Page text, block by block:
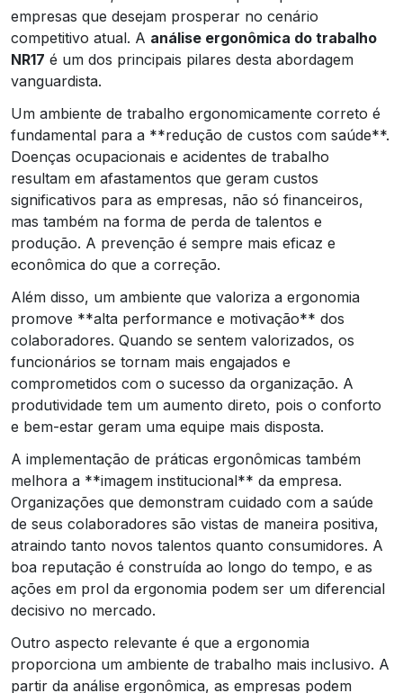
empresas que desejam prosperar no cenário
competitivo atual. A análise ergonômica do trabalho
NR17 é um dos principais pilares desta abordagem
vanguardista.
Um ambiente de trabalho ergonomicamente correto é
fundamental para a **redução de custos com saúde**.
Doenças ocupacionais e acidentes de trabalho
resultam em afastamentos que geram custos
significativos para as empresas, não só financeiros,
mas também na forma de perda de talentos e
produção. A prevenção é sempre mais eficaz e
econômica do que a correção.
Além disso, um ambiente que valoriza a ergonomia
promove **alta performance e motivação** dos
colaboradores. Quando se sentem valorizados, os
funcionários se tornam mais engajados e
comprometidos com o sucesso da organização. A
produtividade tem um aumento direto, pois o conforto
e bem-estar geram uma equipe mais disposta.
A implementação de práticas ergonômicas também
melhora a **imagem institucional** da empresa.
Organizações que demonstram cuidado com a saúde
de seus colaboradores são vistas de maneira positiva,
atraindo tanto novos talentos quanto consumidores. A
boa reputação é construída ao longo do tempo, e as
ações em prol da ergonomia podem ser um diferencial
decisivo no mercado.
Outro aspecto relevante é que a ergonomia
proporciona um ambiente de trabalho mais inclusivo. A
partir da análise ergonômica, as empresas podem